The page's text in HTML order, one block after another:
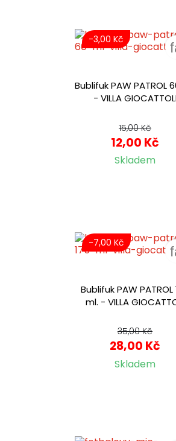
Bublifuk PAW PATROL
- VILLA
15,00 Kč
12,00 Kč
Skladem
-3,00 Kč
Bublifuk PAW PATROL
ml. - VILLA
35,00 Kč
28,00 Kč
Skladem
-7,00 Kč